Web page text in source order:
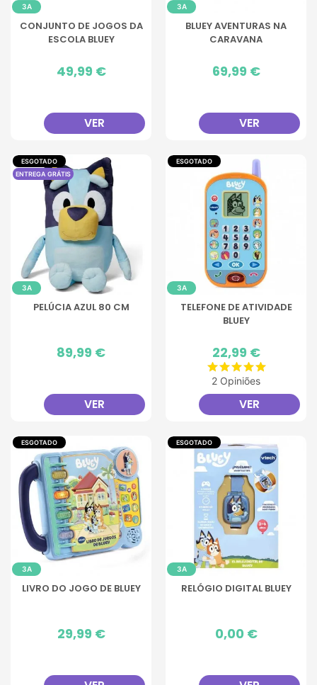
3A
CONJUNTO DE JOGOS DA
ESCOLA BLUEY
Preço
49,99 €
VER
3A
BLUEY AVENTURAS NA
CARAVANA
Preço
69,99 €
VER
ESGOTADO
ENTREGA GRÁTIS
3A
PELÚCIA AZUL 80 CM
Preço
89,99 €
VER
ESGOTADO
3A
TELEFONE DE ATIVIDADE
BLUEY
Preço
22,99 €
2 Opiniões
VER
ESGOTADO
3A
LIVRO DO JOGO DE BLUEY
Preço
29,99 €
ESGOTADO
3A
RELÓGIO DIGITAL BLUEY
Preço
0,00 €